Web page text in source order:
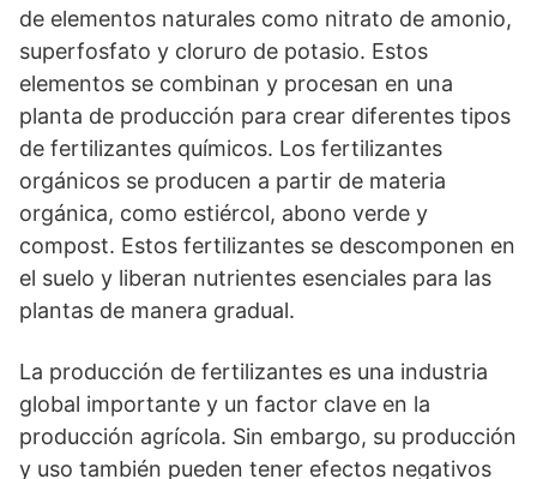
de elementos naturales como nitrato de amonio,
superfosfato y cloruro de potasio. Estos
elementos se combinan y procesan en una
planta de producción para crear diferentes tipos
de fertilizantes químicos. Los fertilizantes
orgánicos se producen a partir de materia
orgánica, como estiércol, abono verde y
compost. Estos fertilizantes se descomponen en
el suelo y liberan nutrientes esenciales para las
plantas de manera gradual.
La producción de fertilizantes es una industria
global importante y un factor clave en la
producción agrícola. Sin embargo, su producción
y uso también pueden tener efectos negativos